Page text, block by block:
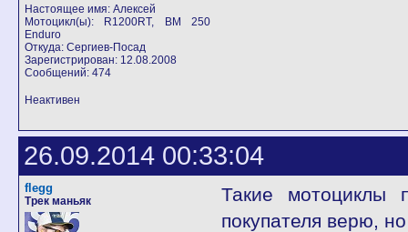
Настоящее имя: Алексей
Мотоцикл(ы): R1200RT, BM 250
Enduro
Откуда: Сергиев-Посад
Зарегистрирован: 12.08.2008
Сообщений: 474
Неактивен
26.09.2014 00:33:04
flegg
Трек маньяк
Такие мотоциклы
покупателя верю,